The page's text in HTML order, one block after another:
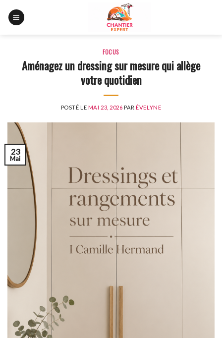
FOCUS
Aménagez un dressing sur mesure qui allège
votre quotidien
POSTÉ LE MAI 23, 2026 PARÉVELYNE
23
Mai